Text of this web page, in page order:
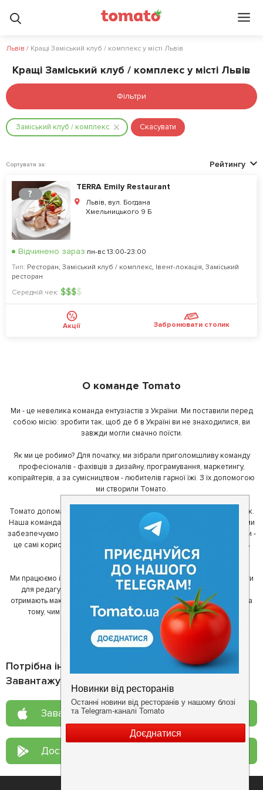
Львів / Кращі Заміський клуб / комплекс у місті Львів
Кращі Заміський клуб / комплекс у місті Львів
Фільтри
Заміський клуб / комплекс Скасувати
Сортувати за: Рейтингу
?
TERRA Emily Restaurant
Львів, вул. Богдана
Хмельницького 9 Б
Відчинено зараз пн-вс 13:00-23:00
Тип: Ресторан, Заміський клуб / комплекс, Івент-локація, Заміський
ресторан
Середній чек: $$$$
Акції Забронювати столик
О команде Tomato
Ми - це невелика команда ентузіастів з України. Ми поставили перед
собою місію: зробити так, щоб де б в Україні ви не знаходилися, ви
завжди могли смачно поїсти.
Як ми це робимо? Для початку, ми зібрали приголомшливу команду
професіоналів - фахівців з дизайну, програмування, маркетингу,
копірайтерів, а за сумісництвом - любителів гарної їжі. З їх допомогою
ми створили Томато.
Томато допомагає своїм користувачам знайти цікаві місця неподалік.
Наша команда регулярно зв'язується з ресторанами - таким чином ми
забезпечуємо актуальність інформації. Друга частина нашої команди -
це самі користувачі, які діляться своїми враженнями і допомагають
один одному у виборі кращих місць.
Ми працюємо і з ресторанами. Для них ми надаємо зручні інструменти
для редагування інформації про себе - в результаті відвідувачі
отримають максимум інформації, а ресторан зможе зосередитися на
тому, чим він любить займатися більше всього - смачній їжі.
Потрібна інформація про заклад?
Завантажуйте додаток!
Завантажте у App Store
Доступно у